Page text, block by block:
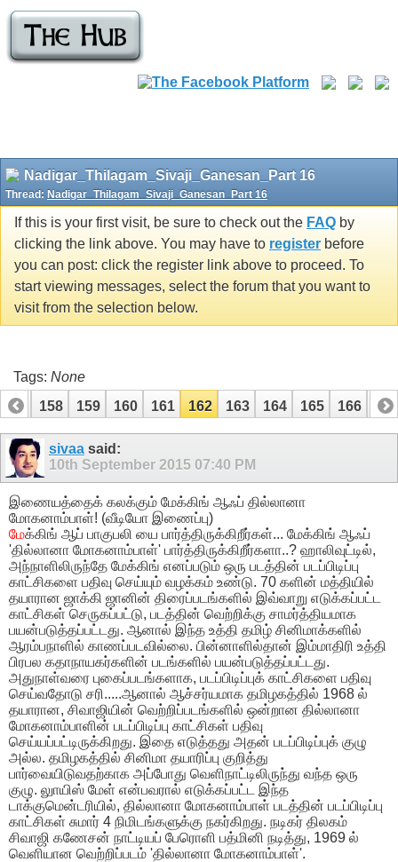
Nadigar_Thilagam_Sivaji_Ganesan_Part 16
Thread: Nadigar_Thilagam_Sivaji_Ganesan_Part 16
If this is your first visit, be sure to check out the FAQ by
clicking the link above. You may have to register before
you can post: click the register link above to proceed. To
start viewing messages, select the forum that you want to
visit from the selection below.
Tags: None
157
158 159 160 161 162 163 164 165 166 167
177 178sivaa said:
10th September 2015 07:40 PM
இணையத்தைக் கலக்கும் மேக்கிங் ஆஃப் தில்லானா
மோகனாம்பாள்! (வீடியோ இணைப்பு)
மேக்கிங் ஆப் பாகுபலி யை பார்த்திருக்கிறீர்கள்... மேக்கிங் ஆஃப்
'தில்லானா மோகனாம்பாள்' பார்த்திருக்கிறீர்களா..? ஹாலிவுட்டில்,
அந்நாளிலிருந்தே மேக்கிங் எனப்படும் ஒரு படத்தின் படப்பிடிப்பு
காட்சிகளை பதிவு செய்யும் வழக்கம் உண்டு. 70 களின் மத்தியில்
தயாரான ஜாக்கி ஜானின் திரைப்படங்களில் இவ்வாறு எடுக்கப்பட்ட
காட்சிகள் செருகப்பட்டு, படத்தின் வெற்றிக்கு சாமர்த்தியமாக
பயன்படுத்தப்பட்டது. ஆனால் இந்த உத்தி தமிழ் சினிமாக்களில்
ஆரம்பநாளில் காணப்படவில்லை. பின்னாளில்தான் இம்மாதிரி உத்தி
பிரபல கதாநாயகர்களின் படங்களில் பயன்படுத்தப்பட்டது.
அதுநாள்வரை புகைப்படங்களாக, படப்பிடிப்புக் காட்சிகளை பதிவு
செய்வதோடு சரி.....ஆனால் ஆச்சர்யமாக தமிழகத்தில் 1968 ல்
தயாரான, சிவாஜியின் வெற்றிப்படங்களில் ஒன்றான தில்லானா
மோகனாம்பாளின் படப்பிடிப்பு காட்சிகள் பதிவு
செய்யப்பட்டிருக்கிறது. இதை எடுத்தது அதன் படப்பிடிப்புக் குழு
அல்ல. தமிழகத்தில் சினிமா தயாரிப்பு குறித்து
பார்வையிடுவதற்காக அப்போது வெளிநாட்டிலிருந்து வந்த ஒரு
குழு. லுாயிஸ் மேள் என்பவரால் எடுக்கப்பட்ட இந்த
டாக்குமென்டரியில், தில்லானா மோகனாம்பாள் படத்தின் படப்பிடிப்பு
காட்சிகள் சுமார் 4 நிமிடங்களுக்கு நகர்கிறது. நடிகர் திலகம்
சிவாஜி கணேசன் நாட்டியப் பேரொளி பத்மினி நடித்து, 1969 ல்
வெளியான வெற்றிப்படம் 'தில்லானா மோகனாம்பாள்'.